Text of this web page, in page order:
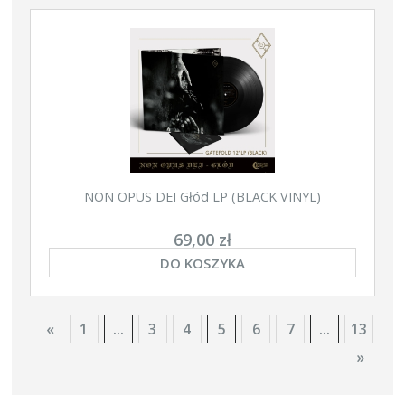
NON OPUS DEI Głód LP (BLACK VINYL)
69,00 zł
DO KOSZYKA
« 1 ... 3 4 5 6 7 ...
13
»